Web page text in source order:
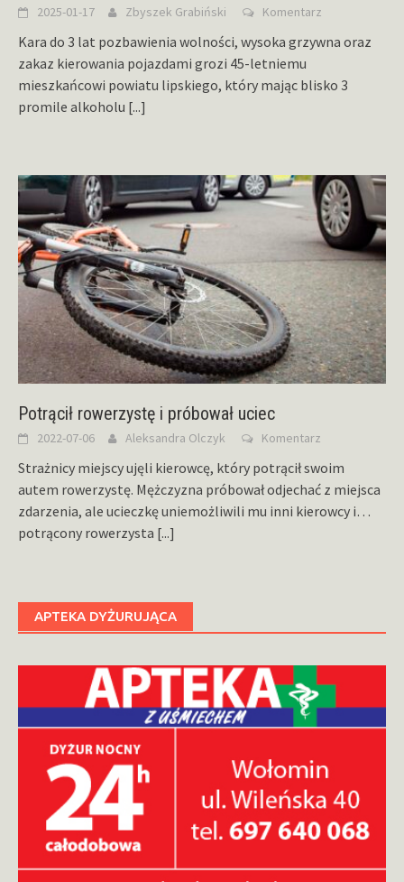
2025-01-17 Zbyszek Grabiński Komentarz
Kara do 3 lat pozbawienia wolności, wysoka grzywna oraz
zakaz kierowania pojazdami grozi 45-letniemu
mieszkańcowi powiatu lipskiego, który mając blisko 3
promile alkoholu [...]
Potrącił rowerzystę i próbował uciec
2022-07-06 Aleksandra Olczyk Komentarz
Strażnicy miejscy ujęli kierowcę, który potrącił swoim
autem rowerzystę. Mężczyzna próbował odjechać z miejsca
zdarzenia, ale ucieczkę uniemożliwili mu inni kierowcy i…
potrącony rowerzysta [...]
APTEKA DYŻURUJĄCA